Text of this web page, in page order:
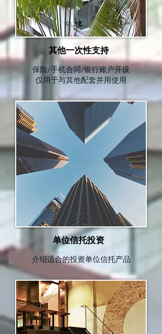
其他一次性支持
保险/手机合同/银行账户开设
仅用于与其他配套并用使用
单位信托投资
介绍适合的投资单位信托产品